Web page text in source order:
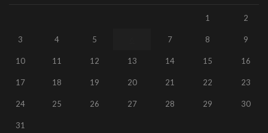
1 2
3 4 5 7 8 9
10 11 12 13 14 15 16
17 18 19 20 21 22 23
24 25 26 27 28 29 30
31